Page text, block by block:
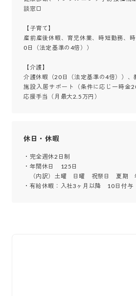
談窓口
【子育て】
産前産後休暇、育児休業、時短勤務、
0日（法定基準の4倍））
【介護】
介護休暇（20日（法定基準の4倍））、
施設入居サポート（条件に応じ一時金
応援手当（月最大2.5万円）
休日・休暇
・完全週休2日制
・年間休日　125日
（内訳）土曜　日曜　祝祭日　夏期　
・有給休暇：入社3ヶ月以降　10日付与